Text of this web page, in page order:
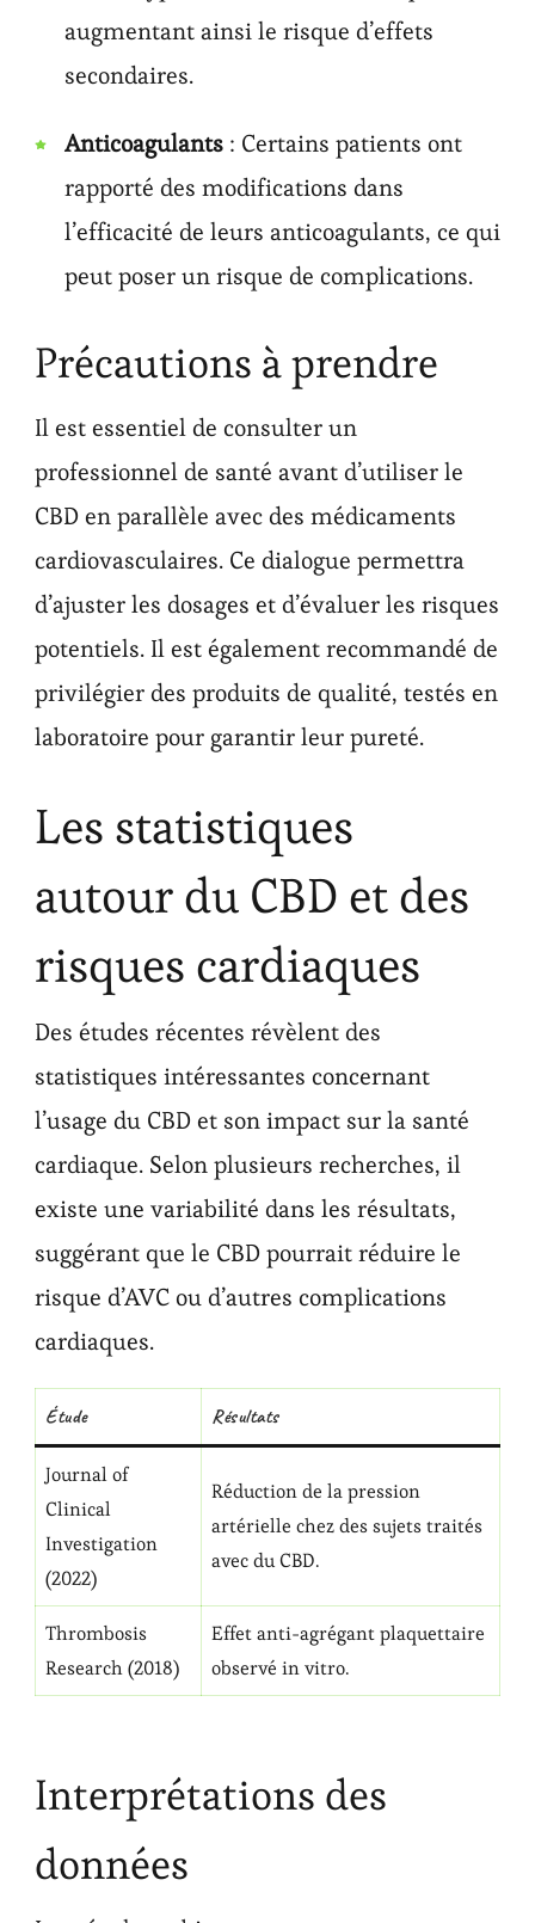
augmentant ainsi le risque d’effets
secondaires.
Anticoagulants : Certains patients ont
rapporté des modifications dans
l’efficacité de leurs anticoagulants, ce qui
peut poser un risque de complications.
Précautions à prendre
Il est essentiel de consulter un
professionnel de santé avant d’utiliser le
CBD en parallèle avec des médicaments
cardiovasculaires. Ce dialogue permettra
d’ajuster les dosages et d’évaluer les risques
potentiels. Il est également recommandé de
privilégier des produits de qualité, testés en
laboratoire pour garantir leur pureté.
Les statistiques
autour du CBD et des
risques cardiaques
Des études récentes révèlent des
statistiques intéressantes concernant
l’usage du CBD et son impact sur la santé
cardiaque. Selon plusieurs recherches, il
existe une variabilité dans les résultats,
suggérant que le CBD pourrait réduire le
risque d’AVC ou d’autres complications
cardiaques.
Étude Résultats
Journal of
Clinical
Investigation
(2022)
Réduction de la pression
artérielle chez des sujets traités
avec du CBD.
Thrombosis
Research (2018)
Effet anti-agrégant plaquettaire
observé in vitro.
Interprétations des
données